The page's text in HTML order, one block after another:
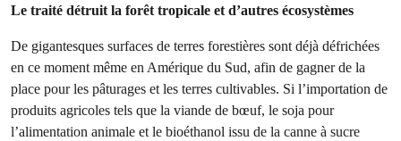
Le traité détruit la forêt tropicale et d’autres écosystèmes
De gigantesques surfaces de terres forestières sont déjà défrichées
en ce moment même en Amérique du Sud, afin de gagner de la
place pour les pâturages et les terres cultivables. Si l’importation de
produits agricoles tels que la viande de bœuf, le soja pour
l’alimentation animale et le bioéthanol issu de la canne à sucre